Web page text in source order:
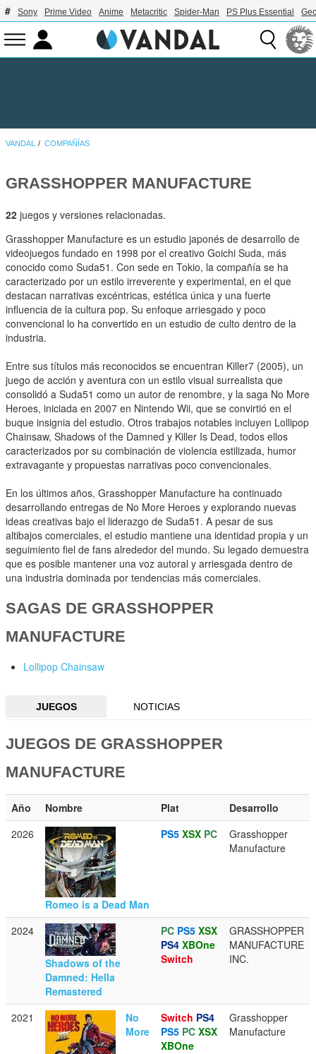
Sony Prime Video Anime Metacritic Spider-Man PS Plus Essential
VANDAL COMPAÑÍAS
GRASSHOPPER MANUFACTURE
22 juegos y versiones relacionadas.
Grasshopper Manufacture es un estudio japonés de desarrollo de
videojuegos fundado en 1998 por el creativo Goichi Suda, más
conocido como Suda51. Con sede en Tokio, la compañía se ha
caracterizado por un estilo irreverente y experimental, en el que
destacan narrativas excéntricas, estética única y una fuerte
influencia de la cultura pop. Su enfoque arriesgado y poco
convencional lo ha convertido en un estudio de culto dentro de la
industria.
Entre sus títulos más reconocidos se encuentran Killer7 (2005), un
juego de acción y aventura con un estilo visual surrealista que
consolidó a Suda51 como un autor de renombre, y la saga No More
Heroes, iniciada en 2007 en Nintendo Wii, que se convirtió en el
buque insignia del estudio. Otros trabajos notables incluyen Lollipop
Chainsaw, Shadows of the Damned y Killer Is Dead, todos ellos
caracterizados por su combinación de violencia estilizada, humor
extravagante y propuestas narrativas poco convencionales.
En los últimos años, Grasshopper Manufacture ha continuado
desarrollando entregas de No More Heroes y explorando nuevas
ideas creativas bajo el liderazgo de Suda51. A pesar de sus
altibajos comerciales, el estudio mantiene una identidad propia y un
seguimiento fiel de fans alrededor del mundo. Su legado demuestra
que es posible mantener una voz autoral y arriesgada dentro de
una industria dominada por tendencias más comerciales.
SAGAS DE GRASSHOPPER
MANUFACTURE
Lollipop Chainsaw
JUEGOS NOTICIAS
JUEGOS DE GRASSHOPPER
MANUFACTURE
Año Nombre Plat
Desarrollo
2026
Romeo is a Dead Man
PS5 XSX PC
Grasshopper
Manufacture
2024
Shadows of the
Damned: Hella
Remastered
PC PS5 XSX
PS4 XBOne
Switch
GRASSHOPPER
MANUFACTURE
INC.
2021
No
More
Switch PS4
PS5 PC XSX
XBOne
Grasshopper
Manufacture